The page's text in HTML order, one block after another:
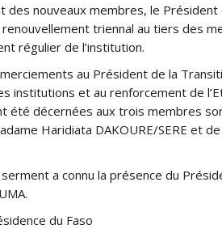
des nouveaux membres, le
triennal au tiers des
régulier de l’institution.
au Président de la
institutions et au renforcement de
été décernées aux trois membres
Haridiata DAKOURE/SERE et
a connu la présence du
du Faso